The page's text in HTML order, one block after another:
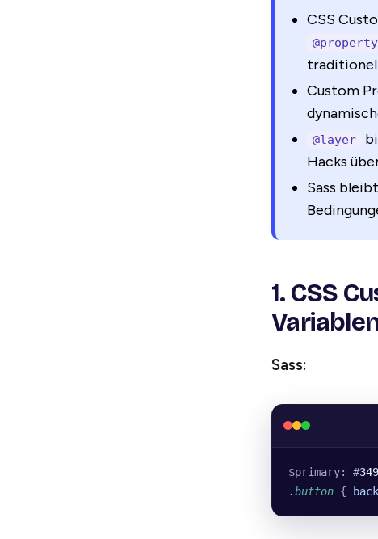
CSS
@property
Custom
@layer
Hacks
Sass
1. CSS
Sass:
$primary: #
.button {